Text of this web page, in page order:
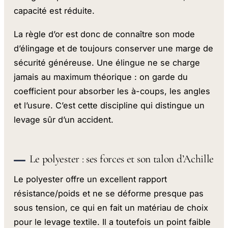
capacité est réduite.
La règle d’or est donc de connaître son mode
d’élingage et de toujours conserver une marge de
sécurité généreuse. Une élingue ne se charge
jamais au maximum théorique : on garde du
coefficient pour absorber les à-coups, les angles
et l’usure. C’est cette discipline qui distingue un
levage sûr d’un accident.
Le polyester : ses forces et son talon d’Achille
Le polyester offre un excellent rapport
résistance/poids et ne se déforme presque pas
sous tension, ce qui en fait un matériau de choix
pour le levage textile. Il a toutefois un point faible